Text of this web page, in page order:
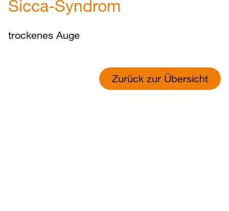
Sicca-Syndrom
trockenes Auge
Zurück zur Übersicht